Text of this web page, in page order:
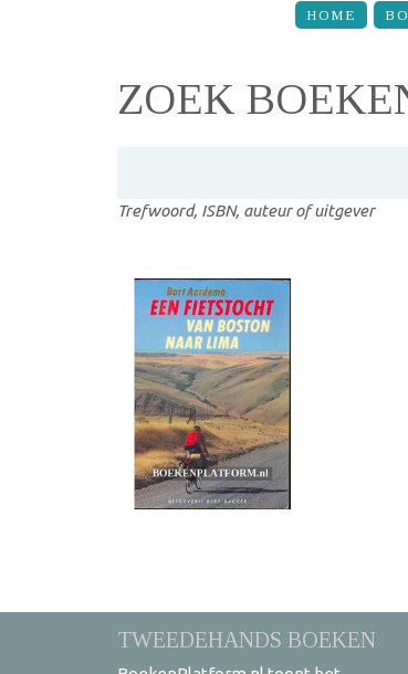
HOME
ZOEK
Trefwoord, ISBN, auteur of uitgever
TWEEDEHANDS BOEKEN